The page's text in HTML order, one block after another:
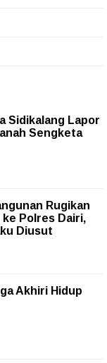
Sidikalang Lapor
Sengketa
Rugikan
Polres Dairi,
Diusut
Akhiri Hidup